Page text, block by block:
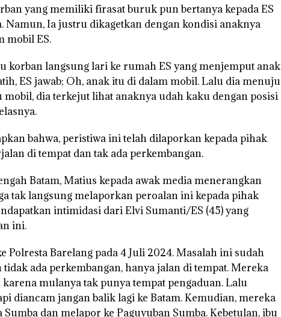
yang memiliki firasat buruk pun bertanya kepada ES
Namun, Ia justru dikagetkan dengan kondisi anaknya
mobil ES.
korban langsung lari ke rumah ES yang menjemput anak
ES jawab; Oh, anak itu di dalam mobil. Lalu dia menuju
mobil, dia terkejut lihat anaknya udah kaku dengan posisi
bahwa, peristiwa ini telah dilaporkan kepada pihak
di tempat dan tak ada perkembangan.
Batam, Matius kepada awak media menerangkan
tak langsung melaporkan peroalan ini kepada pihak
intimidasi dari Elvi Sumanti/ES (45) yang
ini.
Polresta Barelang pada 4 Juli 2024. Masalah ini sudah
ada perkembangan, hanya jalan di tempat. Mereka
mulanya tak punya tempat pengaduan. Lalu
diancam jangan balik lagi ke Batam. Kemudian, mereka
dan melapor ke Paguyuban Sumba. Kebetulan, ibu